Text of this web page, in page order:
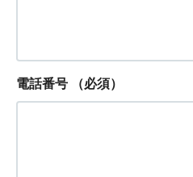
電話番号 （必須）